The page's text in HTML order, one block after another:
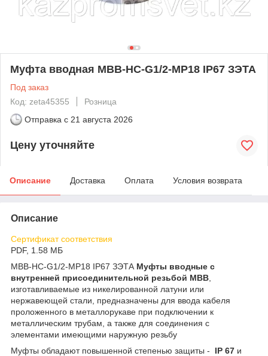
Муфта вводная МВВ-НС-G1/2-МР18 IP67 ЗЭТА
Под заказ
Код: zeta45355
Розница
Отправка с 21 августа 2026
Цену уточняйте
Описание Доставка Оплата Условия возврата
Описание
Сертификат соответствия
PDF, 1.58 МБ
МВВ-НС-G1/2-МР18 IP67 ЗЭТА Муфты вводные с
внутренней присоединительной резьбой МВВ
изготавливаемые из никелированной латуни или
нержавеющей стали, предназначены для ввода кабеля
проложенного в металлорукаве при подключении к
металлическим трубам, а также для соединения с
элементами имеющими наружную резьбу
Муфты обладают повышенной степенью защиты - IP 67 и